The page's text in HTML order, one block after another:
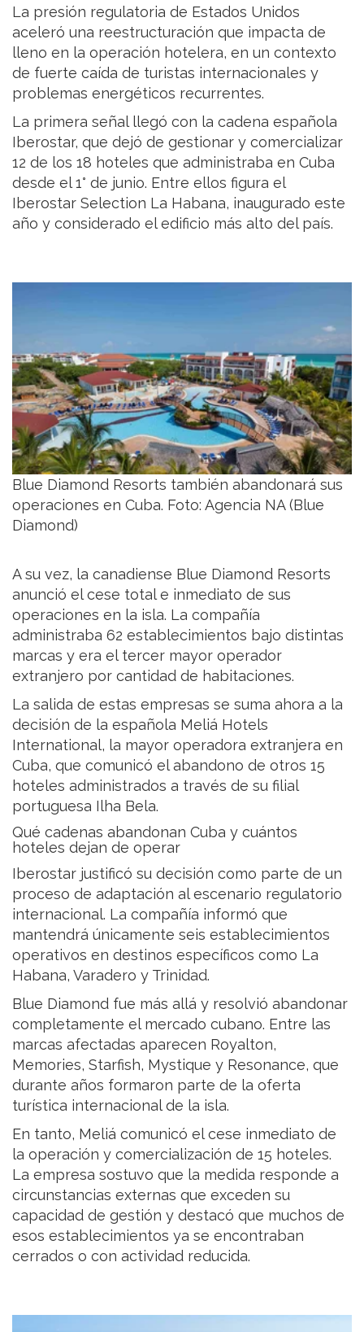
La presión regulatoria de Estados Unidos
aceleró una reestructuración que impacta de
lleno en la operación hotelera, en un contexto
de fuerte caída de turistas internacionales y
problemas energéticos recurrentes.
La primera señal llegó con la cadena española
Iberostar, que dejó de gestionar y comercializar
12 de los 18 hoteles que administraba en Cuba
desde el 1° de junio. Entre ellos figura el
Iberostar Selection La Habana, inaugurado este
año y considerado el edificio más alto del país.
Blue Diamond Resorts también abandonará sus
operaciones en Cuba. Foto: Agencia NA (Blue
Diamond)
A su vez, la canadiense Blue Diamond Resorts
anunció el cese total e inmediato de sus
operaciones en la isla. La compañía
administraba 62 establecimientos bajo distintas
marcas y era el tercer mayor operador
extranjero por cantidad de habitaciones.
La salida de estas empresas se suma ahora a la
decisión de la española Meliá Hotels
International, la mayor operadora extranjera en
Cuba, que comunicó el abandono de otros 15
hoteles administrados a través de su filial
portuguesa Ilha Bela.
Qué cadenas abandonan Cuba y cuántos
hoteles dejan de operar
Iberostar justificó su decisión como parte de un
proceso de adaptación al escenario regulatorio
internacional. La compañía informó que
mantendrá únicamente seis establecimientos
operativos en destinos específicos como La
Habana, Varadero y Trinidad.
Blue Diamond fue más allá y resolvió abandonar
completamente el mercado cubano. Entre las
marcas afectadas aparecen Royalton,
Memories, Starfish, Mystique y Resonance, que
durante años formaron parte de la oferta
turística internacional de la isla.
En tanto, Meliá comunicó el cese inmediato de
la operación y comercialización de 15 hoteles.
La empresa sostuvo que la medida responde a
circunstancias externas que exceden su
capacidad de gestión y destacó que muchos de
esos establecimientos ya se encontraban
cerrados o con actividad reducida.